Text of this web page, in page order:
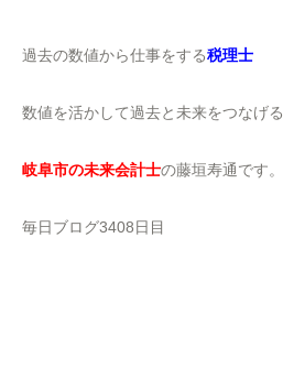
過去の数値から仕事をする税理士
数値を活かして過去と未来をつなげる
岐阜市の未来会計士の藤垣寿通です。
毎日ブログ3408日目